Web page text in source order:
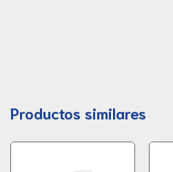
Productos similares